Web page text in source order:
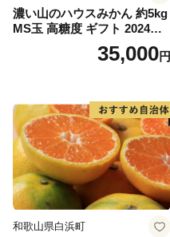
濃い山のハウスみかん 約5kg
MS玉 高糖度 ギフト 2024年7
35,000円
和歌山県白浜町